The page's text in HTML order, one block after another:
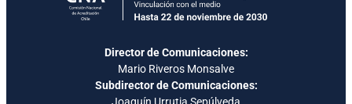
Director de Comunicaciones:
Mario Riveros Monsalve
Subdirector de Comunicaciones: